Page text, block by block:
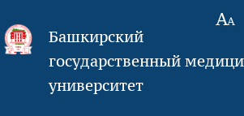
Башкирский
государственный
университет